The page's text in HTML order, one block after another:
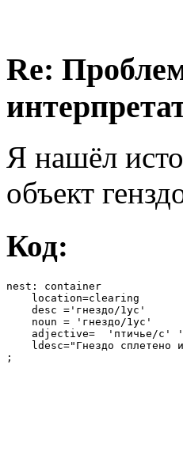
Re:
Я нашёл
объект
Код:
nest: container
    location=clearing
    desc ='гнездо/1ус'
    noun = 'гнездо/1ус'
adjective=  'птичье/с'
ldesc="Гнездо сплетено
;